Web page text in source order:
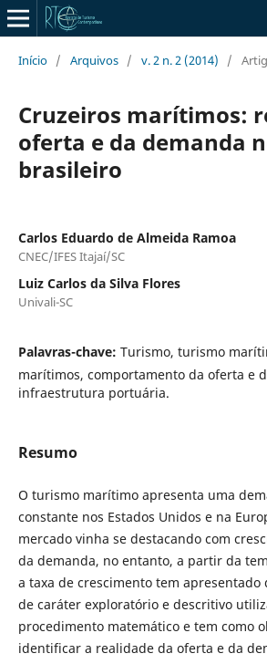
Início / Arquivos / v. 2 n. 2 (2014) /
Cruzeiros marítimos:
oferta e da demanda
brasileiro
Carlos Eduardo de Almeida Ramoa
CNEC/IFES Itajaí/SC
Luiz Carlos da Silva Flores
Univali-SC
Palavras-chave: Turismo, turismo
marítimos, comportamento da oferta e
infraestrutura portuária.
Resumo
O turismo marítimo apresenta uma
constante nos Estados Unidos e na
mercado vinha se destacando com
da demanda, no entanto, a partir da
a taxa de crescimento tem apresentado
de caráter exploratório e descritivo
procedimento matemático e tem como
identificar a realidade da oferta e da